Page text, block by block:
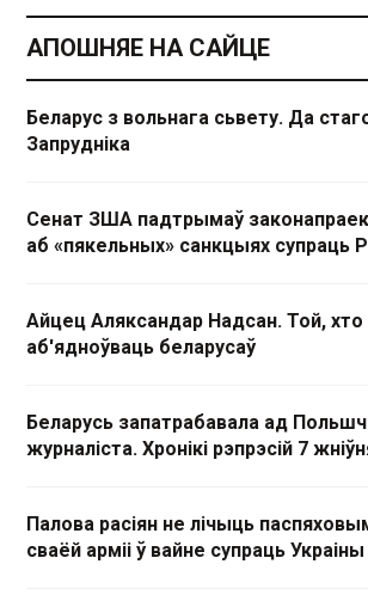
АПОШНЯЕ НА САЙЦЕ
Беларус з вольнага сьвету. Да
Запрудніка
Сенат ЗША падтрымаў
аб «пякельных» санкцыях супраць
Айцец Аляксандар Надсан. Той, хто
аб'ядноўваць беларусаў
Беларусь запатрабавала ад
журналіста. Хронікі рэпрэсій 7
Палова расіян не лічыць
сваёй арміі ў вайне супраць Украіны